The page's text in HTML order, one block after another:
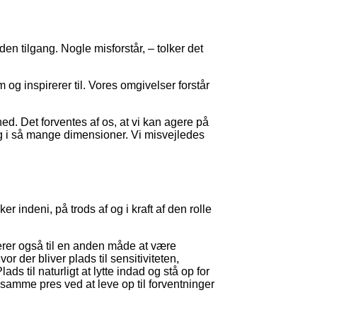
tilgang. Nogle misforstår, – tolker det
og inspirerer til. Vores omgivelser forstår
Det forventes af os, at vi kan agere på
så mange dimensioner. Vi misvejledes
indeni, på trods af og i kraft af den rolle
også til en anden måde at være
der bliver plads til sensitiviteten,
til naturligt at lytte indad og stå op for
pres ved at leve op til forventninger